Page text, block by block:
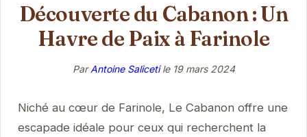
Découverte du Cabanon : Un
Havre de Paix à Farinole
ParAntoine Salicetile 19 mars 2024
Niché au cœur de Farinole, Le Cabanon offre une
escapade idéale pour ceux qui recherchent la